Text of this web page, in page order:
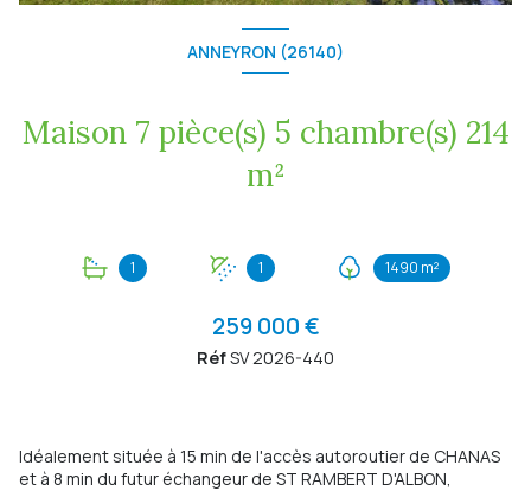
ANNEYRON (26140)
Maison 7 pièce(s) 5 chambre(s) 214
m²
1 1 1490 m²
259 000 €
RéfSV 2026-440
Idéalement située à 15 min de l'accès autoroutier de CHANAS
et à 8 min du futur échangeur de ST RAMBERT D'ALBON,